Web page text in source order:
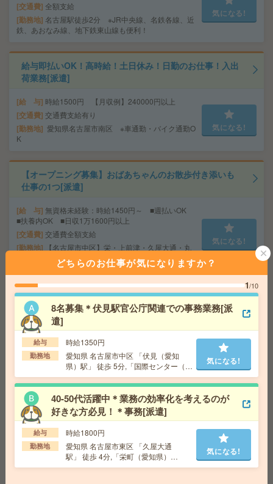
交通費 全額支給
勤務地 名古屋駅徒歩2分 ※JR中央線、名鉄各線、近
鉄、あおなみ線、地下鉄東山線も便利！
気になる!
給与即払いOK！高時給！土日休み！日勤のお仕事！入出
荷業務[派遣]
給 与 時給1500円 【月収例】240000円以上
交通費 交通費支給有り
勤務地 愛知県名古屋市南区 ※車通勤・バイク通勤O
K
気になる!
【オープニング募集】おばあちゃんのお散歩付き添いも
仕事の1つ[派遣]
給 与 無資格未経験：時給1450円～ ■週払いOK
■扶養内OK ■日収1万1600円以上
交通費 交通費全額支給
勤務地
【名古屋市中区】栄・上前津・久屋大通・丸
の内・東大手など勤務地多数！
気になる!
人気エリア＊郵便物集荷や書類確認など＊アラフィフ活
躍中[派遣]
給 与 時給1500円～1550円＋交 【月収例】232,5
00円～ ■給与の前払いが可能な速払いサービスあり
交通費 交通費支給あり
愛知県名古屋市中区 名古屋地下鉄鶴舞線 丸
の内（名古屋市営）駅徒歩3分
気になる!
【2名募集】週3～4日在宅＊未経験OK＊メールで面接日
程調整[派遣]
給 与 時給1500円＋交 【月収例】296,250円～ ■
給与の前払いが可能な速払いサービスあり
どちらのお仕事が気になりますか？
1/10
8名募集＊伏見駅官公庁関連での事務業務[派
遣]
給与 時給1350円
勤務地
愛知県 名古屋市中区 「伏見（愛知
県）駅」 徒歩 5分,「国際センター（愛
知県）駅」 徒歩 8分
気になる!
40-50代活躍中＊業務の効率化を考えるのが
好きな方必見！＊事務[派遣]
給与 時給1800円
勤務地
愛知県 名古屋市東区 「久屋大通
駅」 徒歩 4分,「栄町（愛知県）
駅」 徒歩 5分
気になる!